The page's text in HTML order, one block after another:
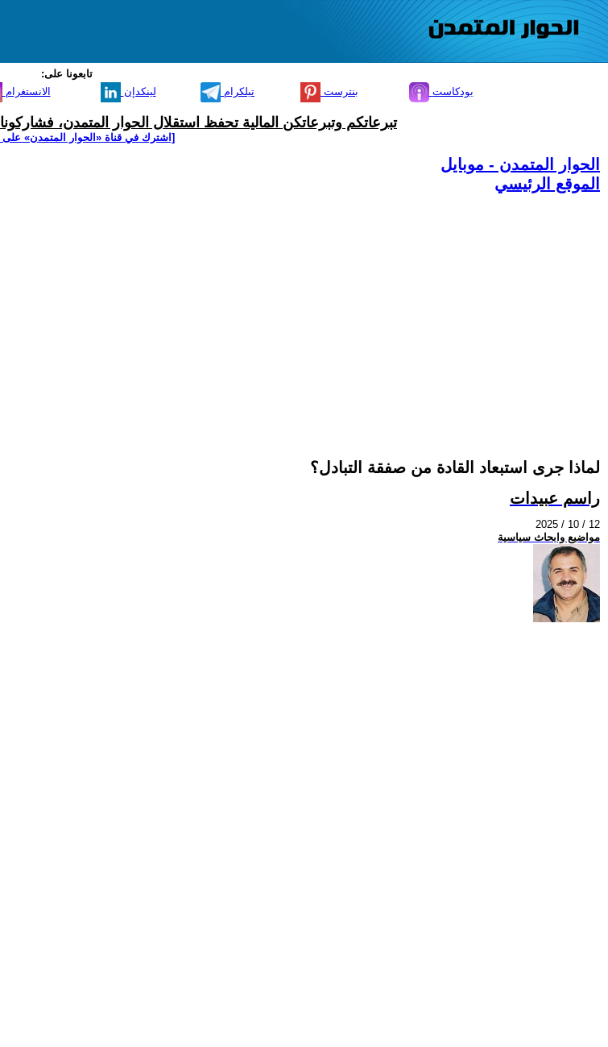
تابعونا على:
الانستغرام لينكدإن تيلكرام بنترست بودكاست
تبرعاتكم وتبرعاتكن المالية تحفظ استقلال الحوار المتمدن،
[اشترك في قناة ‫«الحوار المتمدن» على
الحوار المتمدن - موبايل
الموقع الرئيسي
لماذا جرى استبعاد القادة من صفقة التبادل؟
راسم عبيدات
2025 / 10 / 12
مواضيع وابحاث سياسية